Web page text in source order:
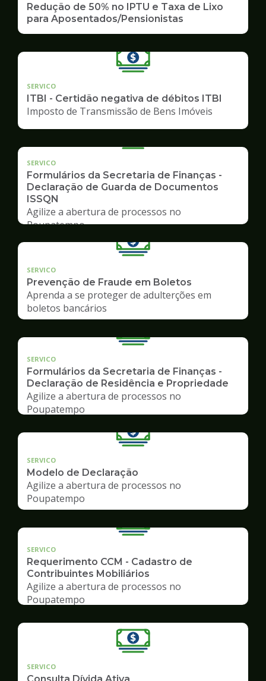
Redução de 50% no IPTU e Taxa de Lixo
para Aposentados/Pensionistas
SERVICO
ITBI - Certidão negativa de débitos ITBI
Imposto de Transmissão de Bens Imóveis
SERVICO
Formulários da Secretaria de Finanças -
Declaração de Guarda de Documentos
ISSQN
Agilize a abertura de processos no
Poupatempo
SERVICO
Prevenção de Fraude em Boletos
Aprenda a se proteger de adulterções em
boletos bancários
SERVICO
Formulários da Secretaria de Finanças -
Declaração de Residência e Propriedade
Agilize a abertura de processos no
Poupatempo
SERVICO
Modelo de Declaração
Agilize a abertura de processos no
Poupatempo
SERVICO
Requerimento CCM - Cadastro de
Contribuintes Mobiliários
Agilize a abertura de processos no
Poupatempo
SERVICO